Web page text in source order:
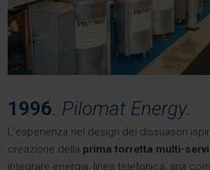
1996. Pilomat Energy.
L’esperienza nel design dei dissuasori
creazione della prima torretta multi-
integrare energia, linea telefonica, aria